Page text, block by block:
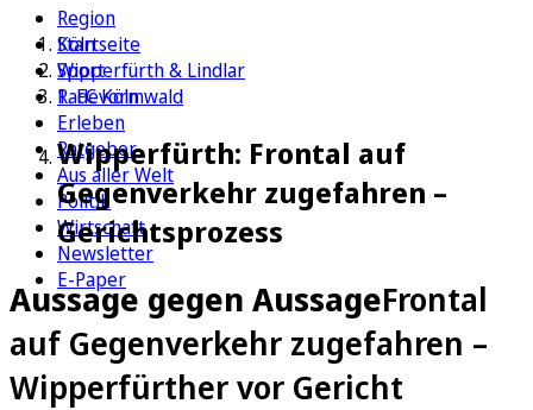
Region
Köln
Sport
1. FC Köln
Erleben
Ratgeber
Aus aller Welt
Politik
Wirtschaft
Newsletter
E-Paper
Startseite
Wipperfürth & Lindlar
Radevormwald
Wipperfürth: Frontal auf
Gegenverkehr zugefahren –
Gerichtsprozess
Aussage gegen AussageFrontal
auf Gegenverkehr zugefahren –
Wipperfürther vor Gericht